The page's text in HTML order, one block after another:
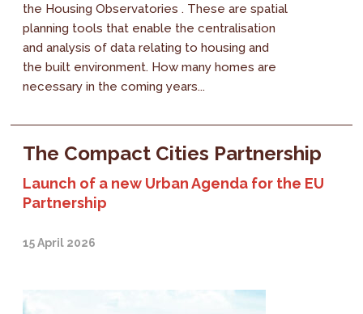
the Housing Observatories . These are spatial
planning tools that enable the centralisation
and analysis of data relating to housing and
the built environment. How many homes are
necessary in the coming years...
The Compact Cities Partnership
Launch of a new Urban Agenda for the EU
Partnership
15 April 2026